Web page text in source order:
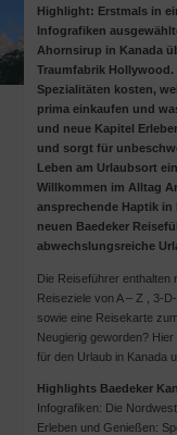
Highlight: Erstmals in
Infografiken
Ahornsirup in Kanada
Traumfabrik
Spezialitäten kosten,
prima einkaufen und
und neue Kapitel
und sorgt für
Leben am Urlaubsort
Willkommen im Alltag
ansprechende Haptik
neuen Baedeker
abwechslungsreiche
Die Reiseführer enthalten
Reiseziele von A – Z , 3-
sowie eine Reisekarte
Neugierig geworden?
für den Urlaub in Kanada
Highlights Baedeker
Infografiken: Die
Erleben und Genießen: